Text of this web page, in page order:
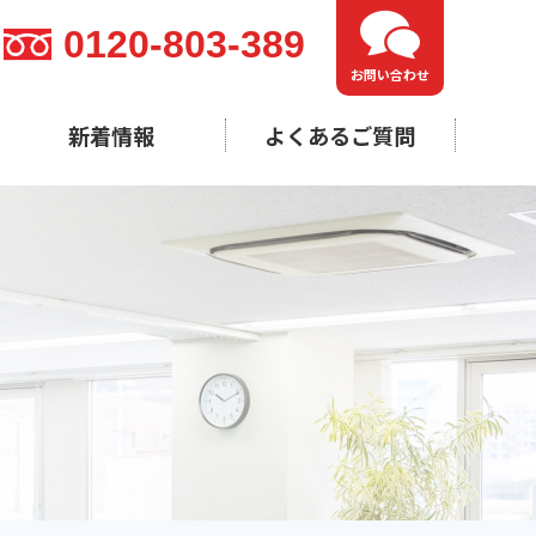
0120-803-389
お問い合わせ
新着情報 よくあるご質問